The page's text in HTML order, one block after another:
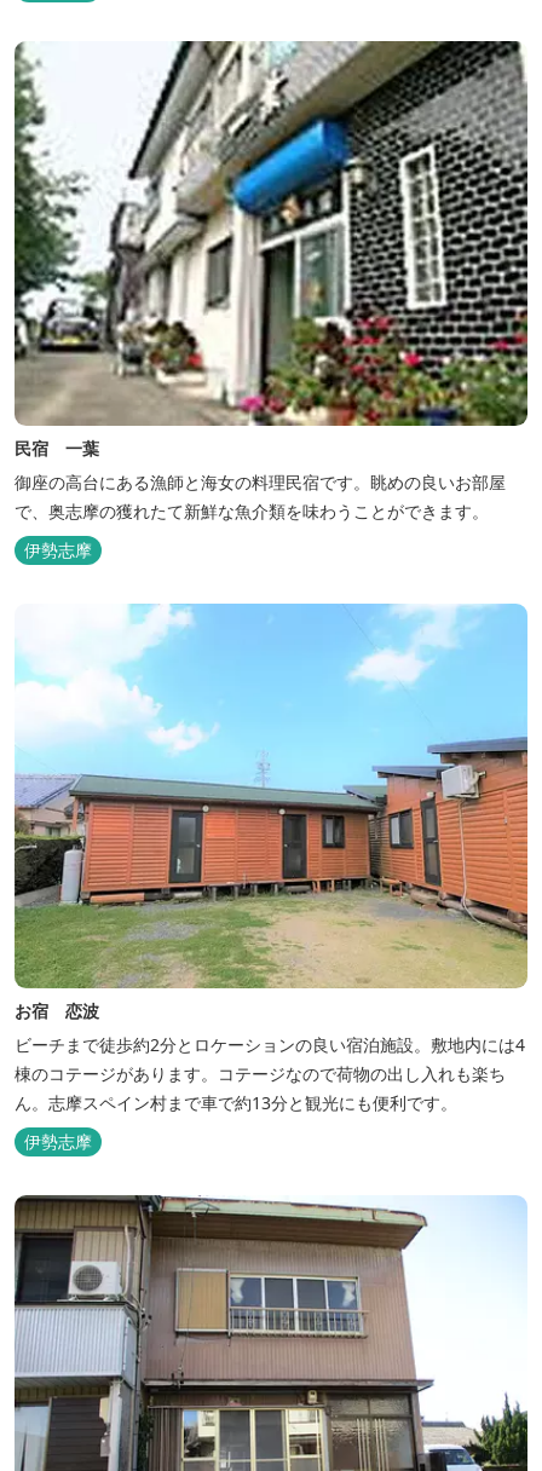
民宿 一葉
御座の高台にある漁師と海女の料理民宿です。眺めの良いお部屋
で、奥志摩の獲れたて新鮮な魚介類を味わうことができます。
伊勢志摩
お宿 恋波
ビーチまで徒歩約2分とロケーションの良い宿泊施設。敷地内には4
棟のコテージがあります。コテージなので荷物の出し入れも楽ち
ん。志摩スペイン村まで車で約13分と観光にも便利です。
伊勢志摩